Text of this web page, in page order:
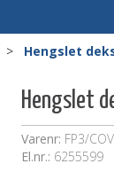
> Hengslet
Hengslet
Varenr: FP3/
El.nr.: 6255599